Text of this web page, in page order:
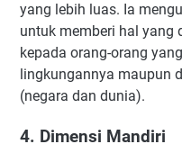
yang lebih luas. Ia
untuk memberi hal yang
kepada orang-orang
lingkungannya maupun
(negara dan dunia).
4. Dimensi Mandiri